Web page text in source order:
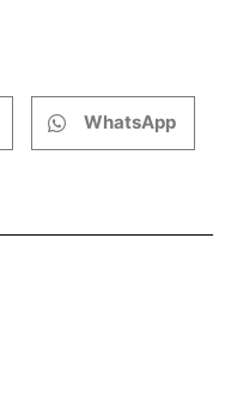
WhatsApp